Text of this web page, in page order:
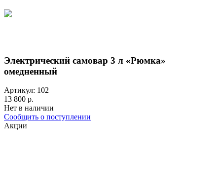
Электрический самовар 3 л «Рюмка»
омедненный
Артикул: 102
13 800 р.
Нет в наличии
Сообщить о поступлении
Акции